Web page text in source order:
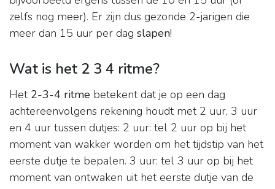
zelfs nog meer). Er zijn dus gezonde 2-jarigen die
meer dan 15 uur per dag slapen!
Wat is het 2 3 4 ritme?
Het 2-3-4 ritme betekent dat je op een dag
achtereenvolgens rekening houdt met 2 uur, 3 uur
en 4 uur tussen dutjes: 2 uur: tel 2 uur op bij het
moment van wakker worden om het tijdstip van het
eerste dutje te bepalen. 3 uur: tel 3 uur op bij het
moment van ontwaken uit het eerste dutje van de